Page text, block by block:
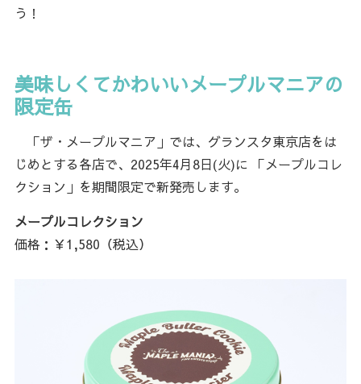
う！
美味しくてかわいいメープルマニアの
限定缶
「ザ・メープルマニア」では、グランスタ東京店をは
じめとする各店で、2025年4月8日(火)に 「メープルコレ
クション」を期間限定で新発売します。
メープルコレクション
価格：￥1,580（税込）